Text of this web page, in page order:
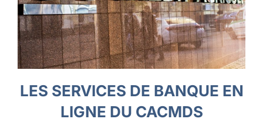
LES SERVICES DE BANQUE EN
LIGNE DU CACMDS